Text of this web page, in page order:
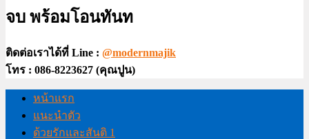
จบ พร้อมโอนทันท
ติดต่อเราได้ที่ Line : @modernmajik
โทร : 086-8223627 (คุณปูน)
หน้าแรก
แนะนำตัว
ด้วยรักและสันติ 1